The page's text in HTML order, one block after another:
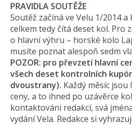
PRAVIDLA SOUTĚŽE
Soutěž začíná ve Velu 1/2014 a
celkem tedy čítá deset kol. Pro
o hlavní výhru – horské kolo
musíte poznat alespoň sedm
POZOR: pro převzetí hlavní
všech deset kontrolních
dvoustrany). Každý měsíc
ceny, a to ihned po uzávěrce
kontaktováni redakcí, svá
vydání Vela. Redakce si